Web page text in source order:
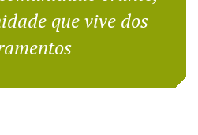
que vive dos